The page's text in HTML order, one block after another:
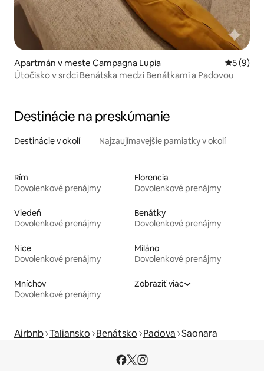
Apartmán v meste Campagna Lupia
5 (9)
Útočisko v srdci Benátska medzi Benátkami a Padovou
Destinácie na preskúmanie
Destinácie v okolí Najzaujímavejšie pamiatky v okolí
Rím
Dovolenkové prenájmy
Florencia
Dovolenkové prenájmy
Viedeň
Dovolenkové prenájmy
Benátky
Dovolenkové prenájmy
Nice
Dovolenkové prenájmy
Miláno
Dovolenkové prenájmy
Mníchov
Dovolenkové prenájmy
Zobraziť viac
Airbnb Taliansko Benátsko Padova Saonara